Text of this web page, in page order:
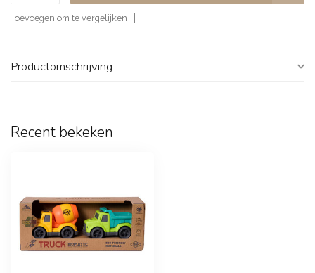
Toevoegen om te vergelijken
Productomschrijving
Recent bekeken